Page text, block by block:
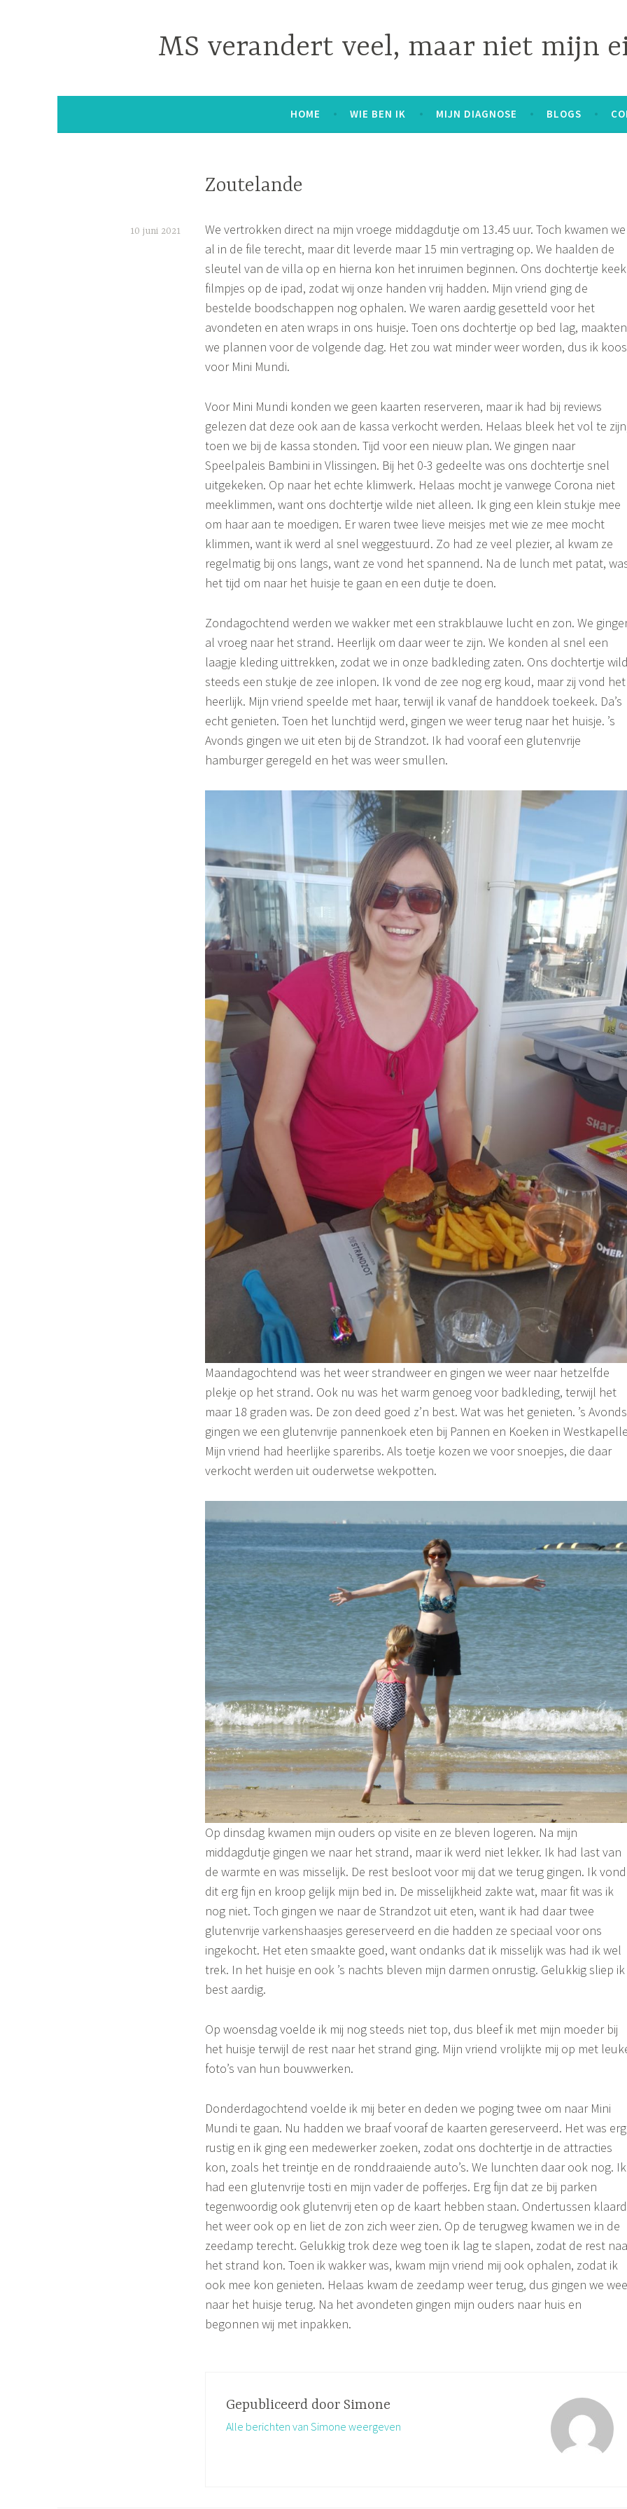
MS verandert veel, maar niet mijn
HOME WIE BEN IK MIJN DIAGNOSE BLOGS
Zoutelande
10 juni 2021
We vertrokken direct na mijn vroege middagdutje om 13.45 uur. Toch kwamen we
al in de file terecht, maar dit leverde maar 15 min vertraging op. We haalden de
sleutel van de villa op en hierna kon het inruimen beginnen. Ons dochtertje keek
filmpjes op de ipad, zodat wij onze handen vrij hadden. Mijn vriend ging de
bestelde boodschappen nog ophalen. We waren aardig gesetteld voor het
avondeten en aten wraps in ons huisje. Toen ons dochtertje op bed lag, maakten
we plannen voor de volgende dag. Het zou wat minder weer worden, dus ik koos
voor Mini Mundi.
Voor Mini Mundi konden we geen kaarten reserveren, maar ik had bij reviews
gelezen dat deze ook aan de kassa verkocht werden. Helaas bleek het vol te
toen we bij de kassa stonden. Tijd voor een nieuw plan. We gingen naar
Speelpaleis Bambini in Vlissingen. Bij het 0-3 gedeelte was ons dochtertje snel
uitgekeken. Op naar het echte klimwerk. Helaas mocht je vanwege Corona niet
meeklimmen, want ons dochtertje wilde niet alleen. Ik ging een klein stukje mee
om haar aan te moedigen. Er waren twee lieve meisjes met wie ze mee mocht
klimmen, want ik werd al snel weggestuurd. Zo had ze veel plezier, al kwam ze
regelmatig bij ons langs, want ze vond het spannend. Na de lunch met patat,
het tijd om naar het huisje te gaan en een dutje te doen.
Zondagochtend werden we wakker met een strakblauwe lucht en zon. We
al vroeg naar het strand. Heerlijk om daar weer te zijn. We konden al snel een
laagje kleding uittrekken, zodat we in onze badkleding zaten. Ons dochtertje
steeds een stukje de zee inlopen. Ik vond de zee nog erg koud, maar zij vond het
heerlijk. Mijn vriend speelde met haar, terwijl ik vanaf de handdoek toekeek. Da’s
echt genieten. Toen het lunchtijd werd, gingen we weer terug naar het huisje. ’s
Avonds gingen we uit eten bij de Strandzot. Ik had vooraf een glutenvrije
hamburger geregeld en het was weer smullen.
Maandagochtend was het weer strandweer en gingen we weer naar hetzelfde
plekje op het strand. Ook nu was het warm genoeg voor badkleding, terwijl het
maar 18 graden was. De zon deed goed z’n best. Wat was het genieten. ’s Avonds
gingen we een glutenvrije pannenkoek eten bij Pannen en Koeken in
Mijn vriend had heerlijke spareribs. Als toetje kozen we voor snoepjes, die daar
verkocht werden uit ouderwetse wekpotten.
Op dinsdag kwamen mijn ouders op visite en ze bleven logeren. Na mijn
middagdutje gingen we naar het strand, maar ik werd niet lekker. Ik had last van
de warmte en was misselijk. De rest besloot voor mij dat we terug gingen. Ik vond
dit erg fijn en kroop gelijk mijn bed in. De misselijkheid zakte wat, maar fit was ik
nog niet. Toch gingen we naar de Strandzot uit eten, want ik had daar twee
glutenvrije varkenshaasjes gereserveerd en die hadden ze speciaal voor ons
ingekocht. Het eten smaakte goed, want ondanks dat ik misselijk was had ik wel
trek. In het huisje en ook ’s nachts bleven mijn darmen onrustig. Gelukkig sliep ik
best aardig.
Op woensdag voelde ik mij nog steeds niet top, dus bleef ik met mijn moeder bij
het huisje terwijl de rest naar het strand ging. Mijn vriend vrolijkte mij op met
foto’s van hun bouwwerken.
Donderdagochtend voelde ik mij beter en deden we poging twee om naar Mini
Mundi te gaan. Nu hadden we braaf vooraf de kaarten gereserveerd. Het was erg
rustig en ik ging een medewerker zoeken, zodat ons dochtertje in de attracties
kon, zoals het treintje en de ronddraaiende auto’s. We lunchten daar ook nog. Ik
had een glutenvrije tosti en mijn vader de pofferjes. Erg fijn dat ze bij parken
tegenwoordig ook glutenvrij eten op de kaart hebben staan. Ondertussen
het weer ook op en liet de zon zich weer zien. Op de terugweg kwamen we in de
zeedamp terecht. Gelukkig trok deze weg toen ik lag te slapen, zodat de rest
het strand kon. Toen ik wakker was, kwam mijn vriend mij ook ophalen, zodat ik
ook mee kon genieten. Helaas kwam de zeedamp weer terug, dus gingen we
naar het huisje terug. Na het avondeten gingen mijn ouders naar huis en
begonnen wij met inpakken.
Gepubliceerd door Simone
Alle berichten van Simone weergeven